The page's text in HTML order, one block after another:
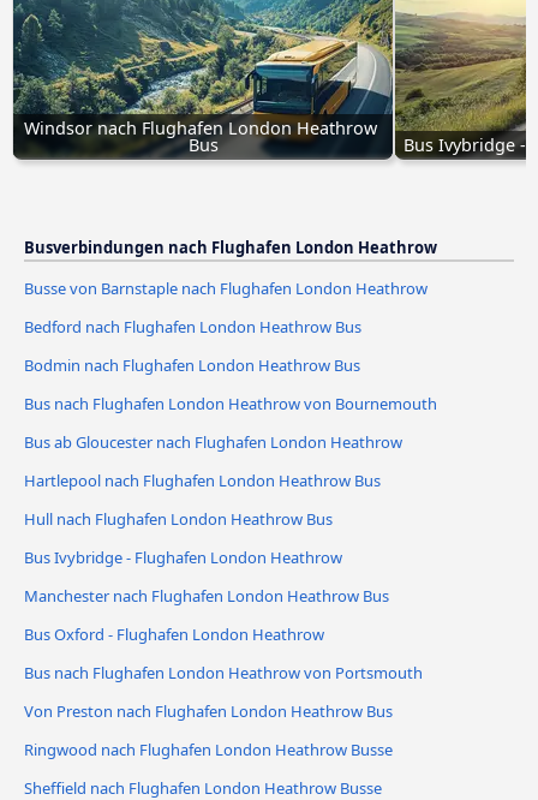
Windsor nach Flughafen London Heathrow
Bus Bus Ivybridge -
Busverbindungen nach Flughafen London Heathrow
Busse von Barnstaple nach Flughafen London Heathrow
Bedford nach Flughafen London Heathrow Bus
Bodmin nach Flughafen London Heathrow Bus
Bus nach Flughafen London Heathrow von Bournemouth
Bus ab Gloucester nach Flughafen London Heathrow
Hartlepool nach Flughafen London Heathrow Bus
Hull nach Flughafen London Heathrow Bus
Bus Ivybridge - Flughafen London Heathrow
Manchester nach Flughafen London Heathrow Bus
Bus Oxford - Flughafen London Heathrow
Bus nach Flughafen London Heathrow von Portsmouth
Von Preston nach Flughafen London Heathrow Bus
Ringwood nach Flughafen London Heathrow Busse
Sheffield nach Flughafen London Heathrow Busse